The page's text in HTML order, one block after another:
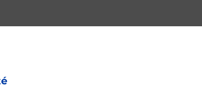
(53000) ? Découvrez toutes les solutions proposées